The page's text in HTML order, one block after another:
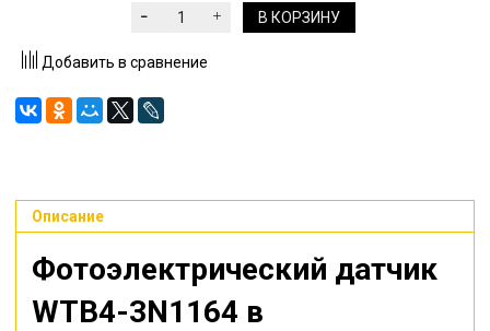
В КОРЗИНУ
Добавить в сравнение
Описание
Фотоэлектрический датчик
WTB4-3N1164 в